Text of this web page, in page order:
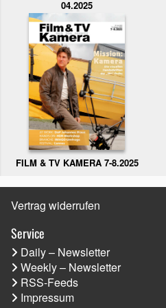
04.2025
FILM & TV KAMERA 7-8.2025
Vertrag widerrufen
Service
Daily – Newsletter
Weekly – Newsletter
RSS-Feeds
Impressum